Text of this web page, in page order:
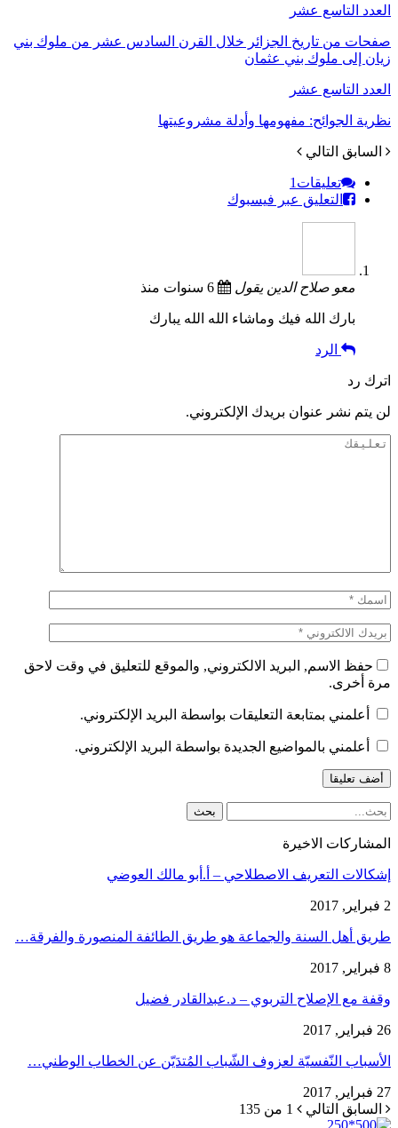
العدد التاسع عشر
صفحات من تاريخ الجزائر خلال القرن السادس عشر من ملوك بني
زيان إلى ملوك بني عثمان
العدد التاسع عشر
نظرية الجوائح: مفهومها وأدلة مشروعيتها
السابق التالي
تعليقات 1
التعليق عبر فيسبوك
معو صلاح الدينيقول
بارك الله فيك وماشاء الله الله يبارك
الرد
اترك رد
لن يتم نشر عنوان بريدك الإلكتروني.
حفظ الاسم, البريد الالكتروني, والموقع للتعليق في وقت لاحق
مرة أخرى.
أعلمني بمتابعة التعليقات بواسطة البريد الإلكتروني.
أعلمني بالمواضيع الجديدة بواسطة البريد الإلكتروني.
المشاركات الاخيرة
إشكالات التعريف الاصطلاحي – أ.أبو مالك العوضي
2 فبراير, 2017
طريق أهل السنة والجماعة هو طريق الطائفة المنصورة والفرقة…
8 فبراير, 2017
وقفة مع الإصلاح التربوي – د.عبدالقادر فضيل
26 فبراير, 2017
الأسباب النّفسيّة لعزوف الشّباب المُتدَيّن عن الخطاب الوطني…
27 فبراير, 2017
السابق التالي 1 من 135